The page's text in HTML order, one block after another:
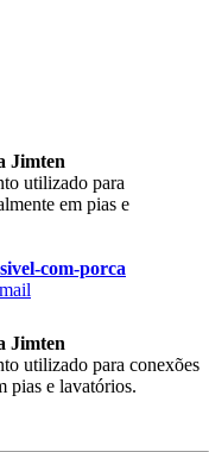
Jimten
utilizado para
em pias e
com-porca
Jimten
utilizado para conexões
pias e lavatórios.